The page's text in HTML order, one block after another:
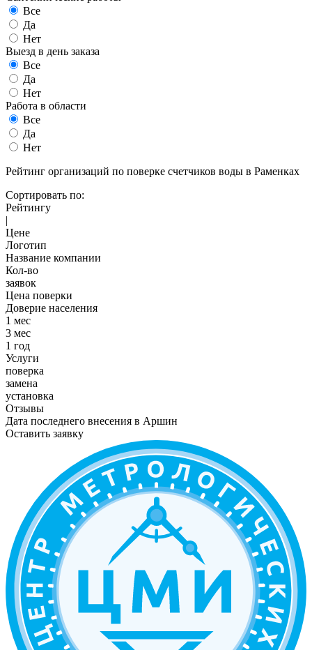
Все
Да
Нет
Выезд в день заказа
Все
Да
Нет
Работа в области
Все
Да
Нет
Рейтинг организаций по поверке счетчиков воды в Раменках
Сортировать по:
Рейтингу
|
Цене
Логотип
Название компании
Кол-во
заявок
Цена поверки
Доверие населения
1 мес
3 мес
1 год
Услуги
поверка
замена
установка
Отзывы
Дата последнего внесения в Аршин
Оставить заявку